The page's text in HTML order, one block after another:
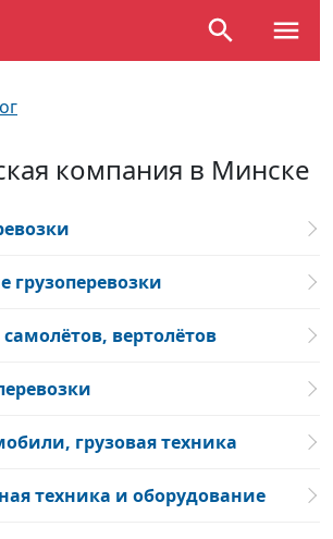
компания в Минске
вертолётов
грузовая техника
техника и оборудование